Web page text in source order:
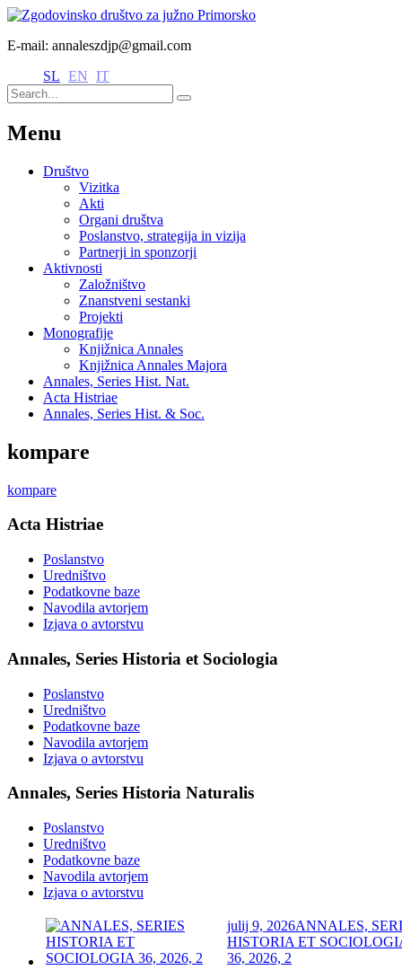
E-mail: annaleszdjp@gmail.com
SL EN IT
Menu
Društvo
Vizitka
Akti
Organi društva
Poslanstvo, strategija in vizija
Partnerji in sponzorji
Aktivnosti
Založništvo
Znanstveni sestanki
Projekti
Monografije
Knjižnica Annales
Knjižnica Annales Majora
Annales, Series Hist. Nat.
Acta Histriae
Annales, Series Hist. & Soc.
kompare
kompare
Acta Histriae
Poslanstvo
Uredništvo
Podatkovne baze
Navodila avtorjem
Izjava o avtorstvu
Annales, Series Historia et Sociologia
Poslanstvo
Uredništvo
Podatkovne baze
Navodila avtorjem
Izjava o avtorstvu
Annales, Series Historia Naturalis
Poslanstvo
Uredništvo
Podatkovne baze
Navodila avtorjem
Izjava o avtorstvu
julij 9, 2026ANNALES,
HISTORIA ET
36, 2026, 2